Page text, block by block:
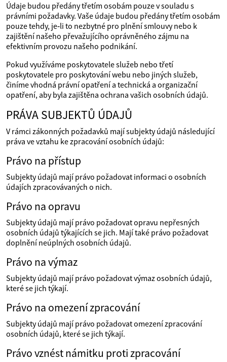
Údaje budou předány třetím osobám pouze v souladu s
právními požadavky. Vaše údaje budou předány třetím osobám
pouze tehdy, je‑li to nezbytné pro plnění smlouvy nebo k
zajištění našeho převažujícího oprávněného zájmu na
efektivním provozu našeho podnikání.
Pokud využíváme poskytovatele služeb nebo třetí
poskytovatele pro poskytování webu nebo jiných služeb,
činíme vhodná právní opatření a technická a organizační
opatření, aby byla zajištěna ochrana vašich osobních údajů.
PRÁVA SUBJEKTŮ ÚDAJŮ
V rámci zákonných požadavků mají subjekty údajů následující
práva ve vztahu ke zpracování osobních údajů:
Právo na přístup
Subjekty údajů mají právo požadovat informaci o osobních
údajích zpracovávaných o nich.
Právo na opravu
Subjekty údajů mají právo požadovat opravu nepřesných
osobních údajů týkajících se jich. Mají také právo požadovat
doplnění neúplných osobních údajů.
Právo na výmaz
Subjekty údajů mají právo požadovat výmaz osobních údajů,
které se jich týkají.
Právo na omezení zpracování
Subjekty údajů mají právo požadovat omezení zpracování
osobních údajů, které se jich týkají.
Právo vznést námitku proti zpracování